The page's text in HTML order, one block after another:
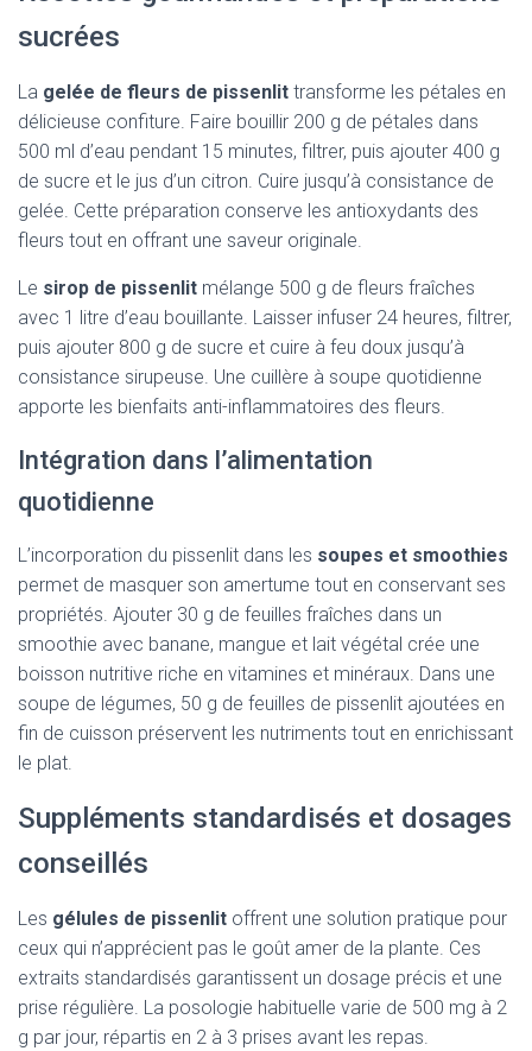
sucrées
La gelée de fleurs de pissenlit transforme les pétales en
délicieuse confiture. Faire bouillir 200 g de pétales dans
500 ml d’eau pendant 15 minutes, filtrer, puis ajouter 400 g
de sucre et le jus d’un citron. Cuire jusqu’à consistance de
gelée. Cette préparation conserve les antioxydants des
fleurs tout en offrant une saveur originale.
Le sirop de pissenlit mélange 500 g de fleurs fraîches
avec 1 litre d’eau bouillante. Laisser infuser 24 heures, filtrer,
puis ajouter 800 g de sucre et cuire à feu doux jusqu’à
consistance sirupeuse. Une cuillère à soupe quotidienne
apporte les bienfaits anti-inflammatoires des fleurs.
Intégration dans l’alimentation
quotidienne
L’incorporation du pissenlit dans les soupes et smoothies
permet de masquer son amertume tout en conservant ses
propriétés. Ajouter 30 g de feuilles fraîches dans un
smoothie avec banane, mangue et lait végétal crée une
boisson nutritive riche en vitamines et minéraux. Dans une
soupe de légumes, 50 g de feuilles de pissenlit ajoutées en
fin de cuisson préservent les nutriments tout en enrichissant
le plat.
Suppléments standardisés et dosages
conseillés
Les gélules de pissenlit offrent une solution pratique pour
ceux qui n’apprécient pas le goût amer de la plante. Ces
extraits standardisés garantissent un dosage précis et une
prise régulière. La posologie habituelle varie de 500 mg à 2
g par jour, répartis en 2 à 3 prises avant les repas.